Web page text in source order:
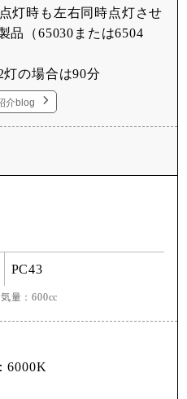
灯時も左右同時点灯させ
品（65030または6504
の場合は90分
介blog
PC43
量：600cc
6000K